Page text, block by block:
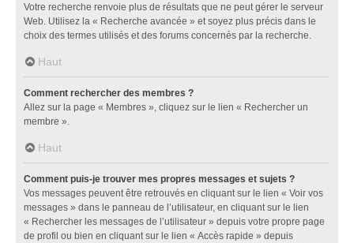
Votre recherche renvoie plus de résultats que ne peut gérer le serveur
Web. Utilisez la « Recherche avancée » et soyez plus précis dans le
choix des termes utilisés et des forums concernés par la recherche.
Haut
Comment rechercher des membres ?
Allez sur la page « Membres », cliquez sur le lien « Rechercher un
membre ».
Haut
Comment puis-je trouver mes propres messages et sujets ?
Vos messages peuvent être retrouvés en cliquant sur le lien « Voir vos
messages » dans le panneau de l’utilisateur, en cliquant sur le lien
« Rechercher les messages de l’utilisateur » depuis votre propre page
de profil ou bien en cliquant sur le lien « Accès rapide » depuis